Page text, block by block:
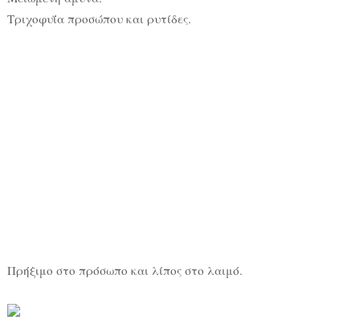
Τριχοφυΐα προσώπου και ρυτίδες.
Πρήξιμο στο πρόσωπο και λίπος στο λαιμό.